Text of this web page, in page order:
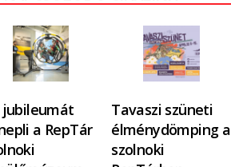
jubileumát
a RepTár
Tavaszi szüneti
élménydömping a
szolnoki